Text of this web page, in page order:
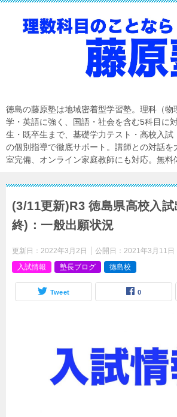
徳島の藤原塾は地域密着型学習塾。理科（物
学・英語に強く、国語・社会を含む5科目に
生・既卒生まで、基礎学力テスト・高校入試
の個別指導で徹底サポート。講師との対話を
室完備、オンライン家庭教師にも対応。無料
(3/11更新)R3 徳島県高校入
終)：一般出願状況
更新日： 2022年3月2日 公開日： 2021年3月11日
入試情報
塾長ブログ 徳島校
Tweet 0